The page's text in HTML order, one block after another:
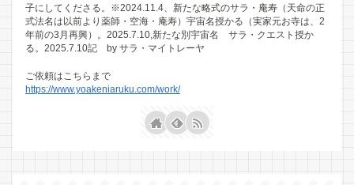
子にしてくださる。※2024.11.4、新たな略式のサラ・庵寿（天命の正
式法名は以前より薬師・空海・庵寿）宇宙名授かる（実家元お寺は、2
年前の3月再興）。2025.7.10,新たな別宇宙名 サラ・クエスト授か
る。2025.7.10記 by サラ・マイトレーヤ
ご依頼はこちらまで
https://www.yoakeniaruku.com/work/